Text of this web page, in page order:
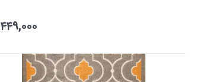
۴۴۹,۰۰۰